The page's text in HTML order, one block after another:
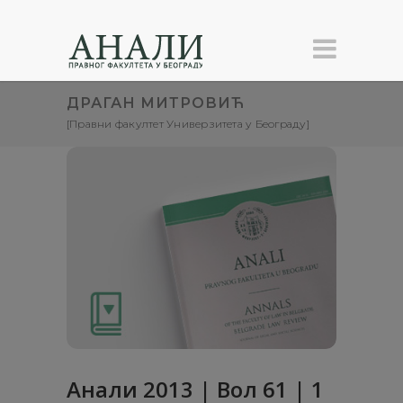
ДРАГАН МИТРОВИЋ
[Правни факултет Универзитета у Београду]
Анали 2013 | Вол 61 | 1